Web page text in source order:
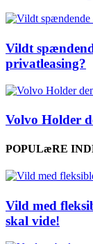
Vildt
privatleasing?
Volvo Holder
POPULæRE
Vild med
skal vide!